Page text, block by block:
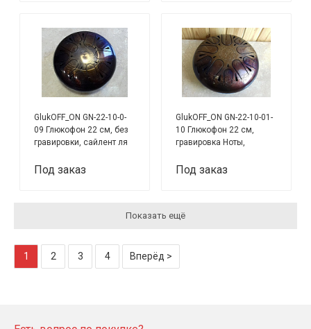
GlukOFF_ON GN-22-10-0-
09 Глюкофон 22 см, без
гравировки, сайлент ля
Под заказ
GlukOFF_ON GN-22-10-01-
10 Глюкофон 22 см,
гравировка Ноты,
Под заказ
Показать ещё
1 2 3 4 Вперёд >